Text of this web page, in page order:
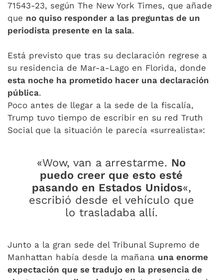
71543-23, según The New York Times, que añade
que no quiso responder a las preguntas de un
periodista presente en la sala.
Está previsto que tras su declaración regrese a
su residencia de Mar-a-Lago en Florida, donde
esta noche ha prometido hacer una declaración
pública.
Poco antes de llegar a la sede de la fiscalía,
Trump tuvo tiempo de escribir en su red Truth
Social que la situación le parecía «surrealista»:
«Wow, van a arrestarme. No
puedo creer que esto esté
pasando en Estados Unidos«,
escribió desde el vehículo que
lo trasladaba allí.
Junto a la gran sede del Tribunal Supremo de
Manhattan había desde la mañana una enorme
expectación que se tradujo en la presencia de